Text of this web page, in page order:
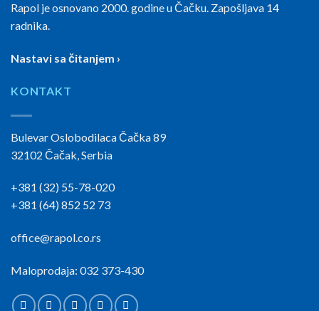
Rapol je osnovano 2000. godine u Čačku. Zapošljava 14
radnika.
Nastavi sa čitanjem ›
KONTAKT
Bulevar Oslobodilaca Čačka 89
32102 Čačak, Serbia
+381 (32) 55-78-020
+381 (64) 852 52 73
office@rapol.co.rs
Maloprodaja: 032 373-430